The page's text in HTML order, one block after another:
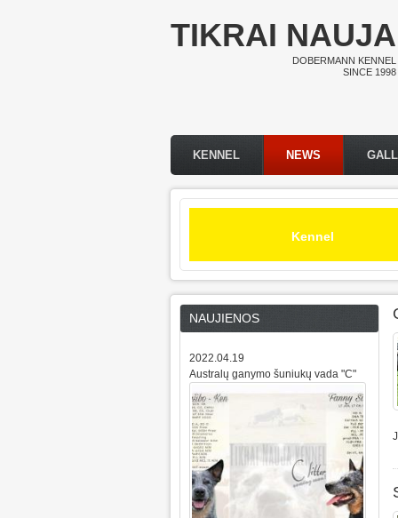
TIKRAI NAUJA
DOBERMANN KENNEL
SINCE 1998
Main menu
KENNEL NEWS
Kennel
NAUJIENOS
2022.04.19
Australų ganymo šuniukų vada "C"